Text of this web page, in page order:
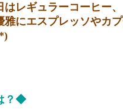
レギュラーコーヒー、
にエスプレッソやカ
？◆